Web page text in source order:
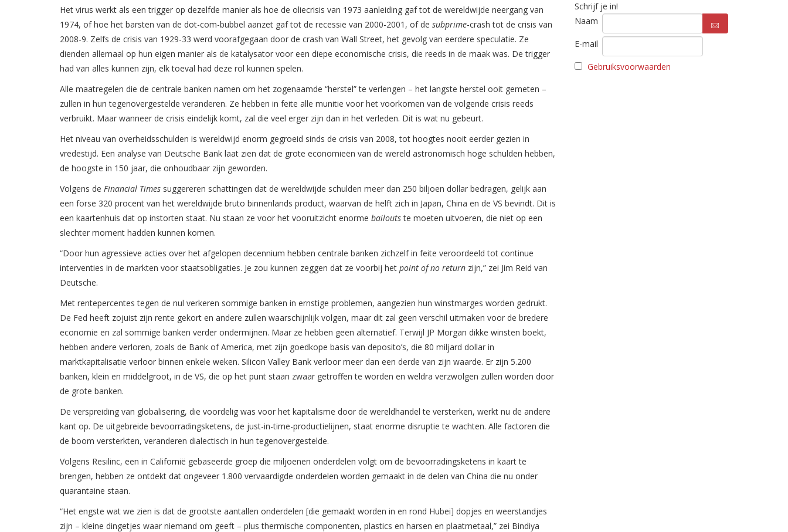
Het virus werkt als een trigger op dezelfde manier als hoe de oliecrisis van 1973 aanleiding gaf tot de wereldwijde neergang van
1974, of hoe het barsten van de dot-com-bubbel aanzet gaf tot de recessie van 2000-2001, of de subprime-crash tot de crisis van
2008-9. Zelfs de crisis van 1929-33 werd voorafgegaan door de crash van Wall Street, het gevolg van eerdere speculatie. Ze
dienden allemaal op hun eigen manier als de katalysator voor een diepe economische crisis, die reeds in de maak was. De trigger
had van alles kunnen zijn, elk toeval had deze rol kunnen spelen.
Alle maatregelen die de centrale banken namen om het zogenaamde “herstel” te verlengen – het langste herstel ooit gemeten –
zullen in hun tegenovergestelde veranderen. Ze hebben in feite alle munitie voor het voorkomen van de volgende crisis reeds
verbruikt. Maar wanneer de crisis eindelijk komt, zal die veel erger zijn dan in het verleden. Dit is wat nu gebeurt.
Het niveau van overheidsschulden is wereldwijd enorm gegroeid sinds de crisis van 2008, tot hoogtes nooit eerder gezien in
vredestijd. Een analyse van Deutsche Bank laat zien dat de grote economieën van de wereld astronomisch hoge schulden hebben,
de hoogste in 150 jaar, die onhoudbaar zijn geworden.
Volgens de Financial Times suggereren schattingen dat de wereldwijde schulden meer dan 250 biljoen dollar bedragen, gelijk aan
een forse 320 procent van het wereldwijde bruto binnenlands product, waarvan de helft zich in Japan, China en de VS bevindt. Dit is
een kaartenhuis dat op instorten staat. Nu staan ze voor het vooruitzicht enorme bailoutste moeten uitvoeren, die niet op een
slechter moment hadden kunnen komen.
“Door hun agressieve acties over het afgelopen decennium hebben centrale banken zichzelf in feite veroordeeld tot continue
interventies in de markten voor staatsobligaties. Je zou kunnen zeggen dat ze voorbij het point of no return zijn,” zei Jim Reid van
Deutsche.
Met rentepercentes tegen de nul verkeren sommige banken in ernstige problemen, aangezien hun winstmarges worden gedrukt.
De Fed heeft zojuist zijn rente gekort en andere zullen waarschijnlijk volgen, maar dit zal geen verschil uitmaken voor de bredere
economie en zal sommige banken verder ondermijnen. Maar ze hebben geen alternatief. Terwijl JP Morgan dikke winsten boekt,
hebben andere verloren, zoals de Bank of America, met zijn goedkope basis van deposito’s, die 80 miljard dollar in
marktkapitalisatie verloor binnen enkele weken. Silicon Valley Bank verloor meer dan een derde van zijn waarde. Er zijn 5.200
banken, klein en middelgroot, in de VS, die op het punt staan zwaar getroffen te worden en weldra verzwolgen zullen worden door
de grote banken.
De verspreiding van globalisering, die voordelig was voor het kapitalisme door de wereldhandel te versterken, werkt nu de andere
kant op. De uitgebreide bevoorradingsketens, de just-in-time-productielijnen, staat enorme disruptie te wachten. Alle factoren die
de boom versterkten, veranderen dialectisch in hun tegenovergestelde.
Volgens Resilinc, een in Californië gebaseerde groep die miljoenen onderdelen volgt om de bevoorradingsketens in kaart te
brengen, hebben ze ontdekt dat ongeveer 1.800 vervaardigde onderdelen worden gemaakt in de delen van China die nu onder
quarantaine staan.
“Het engste wat we zien is dat de grootste aantallen onderdelen [die gemaakt worden in en rond Hubei] dopjes en weerstandjes
zijn – kleine dingetjes waar niemand om geeft – plus thermische componenten, plastics en harsen en plaatmetaal,” zei Bindiya
Schrijf je in!
Naam
E-mail
Gebruiksvoorwaarden